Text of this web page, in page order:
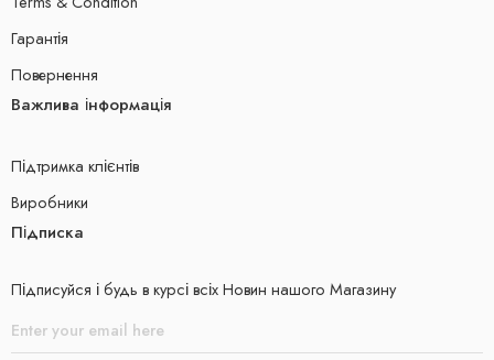
Гарантія
Повернення
Важлива інформація
Підтримка клієнтів
Виробники
Підписка
Підписуйся і будь в курсі всіх Новин нашого Магазину